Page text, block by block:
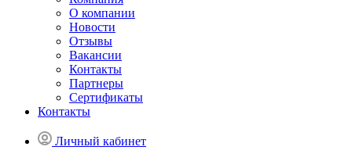
О компании
Новости
Отзывы
Вакансии
Контакты
Партнеры
Сертификаты
Контакты
Личный кабинет